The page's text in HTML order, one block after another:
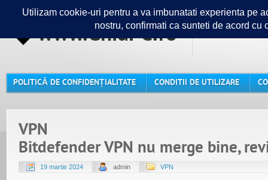
www.GhidPC.ro Ghidul
POLITICĂ DE CONFIDENȚIALITATE CONDITII DE UTILIZARE
VPN
Bitdefender VPN nu merge bine,
19 martie 2024 admin VPN